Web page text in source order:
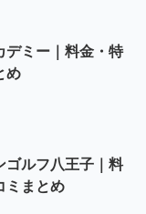
デミー｜料金・特
め
ゴルフ八王子｜料
ミまとめ